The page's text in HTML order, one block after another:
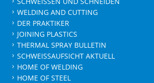
WELDING AND CUTTING
DER PRAKTIKER
JOINING PLASTICS
THERMAL SPRAY BULLETIN
SCHWEISSAUFSICHT AKTUELL
HOME OF WELDING
HOME OF STEEL